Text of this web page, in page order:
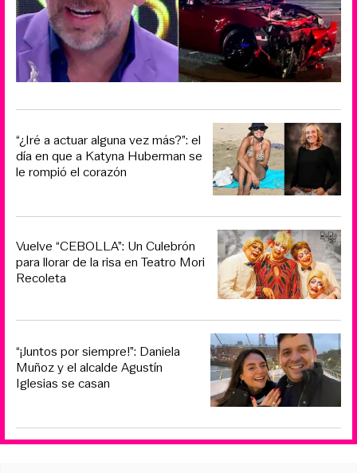
“¿Iré a actuar alguna vez más?”: el
día en que a Katyna Huberman se
le rompió el corazón
Vuelve “CEBOLLA”: Un Culebrón
para llorar de la risa en Teatro Mori
Recoleta
“¡Juntos por siempre!”: Daniela
Muñoz y el alcalde Agustín
Iglesias se casan